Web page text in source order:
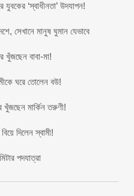
‘স্বাধীনতা’ উদযাপন!
সেখানে মানুষ ঘুমান যেভাবে
খুঁজছেন বাবা-মা!
ঘরে তোলেন বউ!
খুঁজছেন মার্কিন তরুণী!
দিলেন স্বামী!
পদযাত্রা